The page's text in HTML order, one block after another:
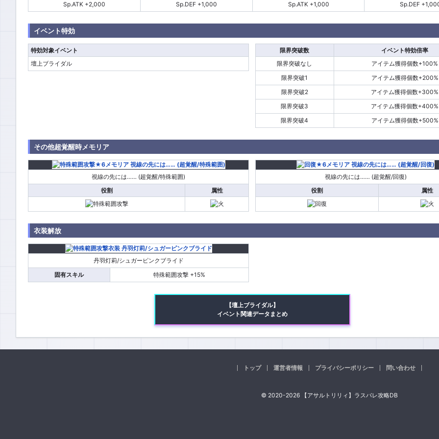
Sp.ATK +2,000 Sp.DEF +1,000 Sp.ATK +1,000 Sp.DEF
イベント特効
特効対象イベント
壇上ブライダル
限界突破数
イベント特効倍率
限界突破なし
アイテム獲得個数+100%
限界突破1
アイテム獲得個数+200%
限界突破2
アイテム獲得個数+300%
限界突破3
アイテム獲得個数+400%
限界突破4
アイテム獲得個数+500%
その他超覚醒時メモリア
視線の先には…… (超覚醒/特殊範囲)
役割
属性
視線の先には…… (超覚醒/回復)
役割
属性
衣装解放
丹羽灯莉/シュガーピンクブライド
固有スキル
特殊範囲攻撃 +15%
【壇上ブライダル】
イベント関連データまとめ
トップ 運営者情報 プライバシーポリシー 問い合わせ
© 2020-2026 【アサルトリリィ】ラスバレ攻略DB